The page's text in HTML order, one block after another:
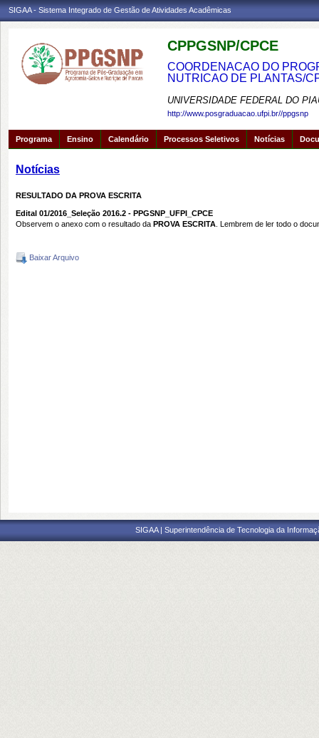
SIGAA - Sistema Integrado de Gestão de Atividades Acadêmicas
CPPGSNP/CPCE
COORDENACAO DO
NUTRICAO DE PLANTAS/
UNIVERSIDADE FEDERAL DO
http://www.posgraduacao.ufpi.br//ppgsnp
Programa Ensino Calendário Processos Seletivos Notícias
Notícias
RESULTADO DA PROVA ESCRITA
Edital 01/2016_Seleção 2016.2 - PPGSNP_UFPI_CPCE
Observem o anexo com o resultado da PROVA ESCRITA . Lembrem de ler todo o
Baixar Arquivo
SIGAA | Superintendência de Tecnologia da